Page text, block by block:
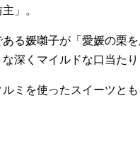
」。
る媛囃子が「愛媛の栗
深くマイルドな口当た
ミを使ったスイーツと